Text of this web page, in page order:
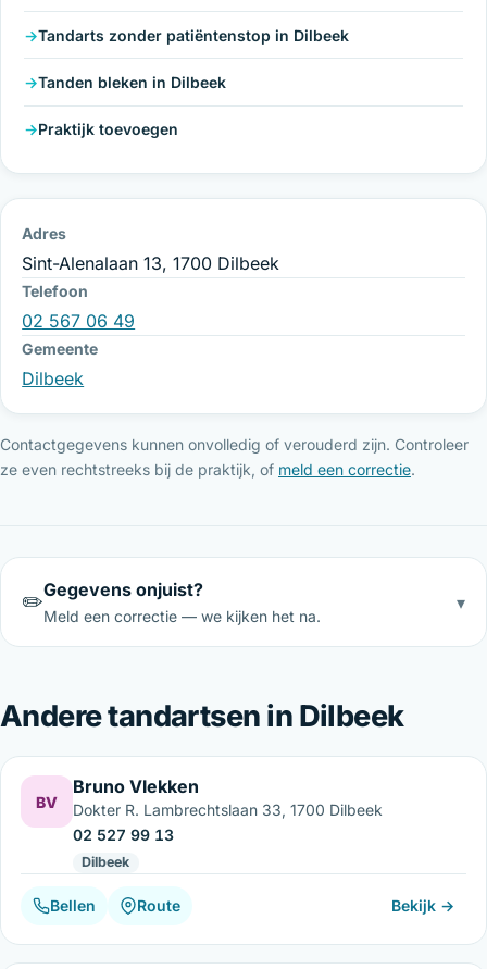
Tandarts zonder patiëntenstop in Dilbeek
Tanden bleken in Dilbeek
Praktijk toevoegen
Adres
Sint-Alenalaan 13, 1700 Dilbeek
Telefoon
02 567 06 49
Gemeente
Dilbeek
Contactgegevens kunnen onvolledig of verouderd zijn. Controleer
ze even rechtstreeks bij de praktijk, of meld een correctie.
✏️Gegevens onjuist?
Meld een correctie — we kijken het na.
▾
Andere tandartsen in Dilbeek
BV
Bruno Vlekken
Dokter R. Lambrechtslaan 33, 1700 Dilbeek
02 527 99 13
Dilbeek
Bellen Route Bekijk →